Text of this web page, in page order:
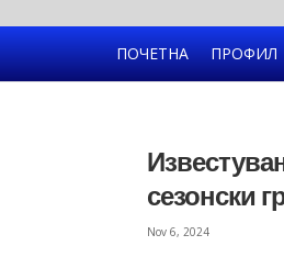
ПОЧЕТНА ПРОФИЛ
сезонски
Nov 6, 2024